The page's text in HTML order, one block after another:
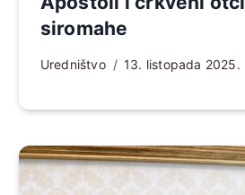
siromahe
Uredništvo 13. listopada 2025.